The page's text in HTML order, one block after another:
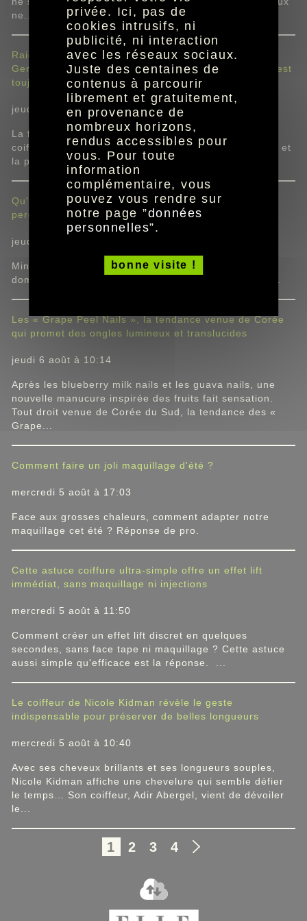
ne...
Raie sur le côté et pince fine dans les cheveux : Kaia
Gerber confirme que cette coiffure des années 2000 est
toujours tendance
jeudi 6 août à 11:05
La fille de Cindy Crawford fait sensation avec une
coiffure typique des Millennials. La mèche sur le côté et
la pince sont toujours aussi désirables. Zoom ! ...
Qu'est-ce que les « angel nails », la manucure qui
perdurera bien après l'été ?
jeudi 6 août à 10:48
Minimalistes et élégants, les « angel nails » vont
dominer les tendances manucure des prochains mois.
Les « Grape Peel Nails », la tendance venue de Corée
qui promet des ongles lumineux et translucides
jeudi 6 août à 10:14
Après les blueberry milk nails et les guava nails, une
nouvelle manucure inspirée des fruits fait sensation.
Tout droit venue de Corée du Sud, la tendance des «
Grape...
Comment faire un joli maquillage d'été ?
mercredi 5 août à 17:03
Face aux grosses chaleurs, comment adapter notre
maquillage cet été ? Réponse de pro.
Cette astuce coiffure ultra-simple offre un effet lift
immédiat, sans maquillage ni injections
mercredi 5 août à 11:50
Comment créer un effet lift discret en quelques
secondes, sans face tape ni maquillage ? Cette astuce
aussi simple qu'efficace est la réponse. ...
Le coiffeur de Nicole Kidman révèle le geste
indispensable pour préserver de belles longueurs
mercredi 5 août à 10:40
Avec ses cheveux brillants et ses longueurs souples,
Nicole Kidman affiche une chevelure qui semble défier
le temps… Son coiffeur, Adir Abergel, vient de dévoiler
le...
1 2 3 4
privée. Ici, pas de
cookies intrusifs, ni
publicité, ni interaction
avec les réseaux sociaux.
Juste des centaines de
contenus à parcourir
librement et gratuitement,
en provenance de
nombreux horizons,
rendus accessibles pour
vous. Pour toute
information
complémentaire, vous
pouvez vous rendre sur
notre page ”données
personnelles”.
bonne visite !